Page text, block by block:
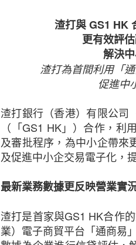
渣打與 GS1 HK
更有效評
解決
渣打為首間利用「
促進中
渣打銀行（香港）有限公司
（「GS1 HK」）合作，
及審批程序，為中小企帶來
及促進中小企交易電子化，
最新業務數據更反映營業實
渣打是首家與GS1 HK合作
業）電子商貿平台「通商易
昆士蘭保險香港最新的調查
香港及其他市場經濟有可能
是次發表的中小企調查顯示
下滑，並曾憂慮經濟前景將
被問及未來12個月的前景時
為經濟前景正面。